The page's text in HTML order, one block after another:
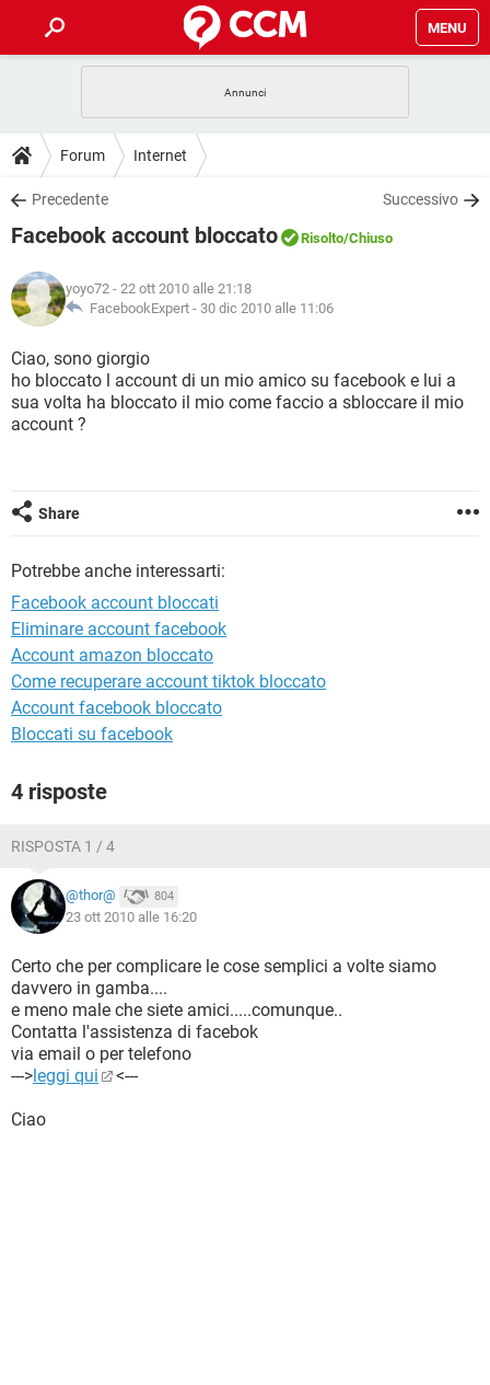
MENU
INTRATTENIMENTO
iOS
INSTAGRAM WHATSAPP
TIKTOK
HARDWARE
GUIDE
COVID-19
INSTAGRAM
TIKTOK
HARDWARE
DOWNLOAD
COVID-19 GAMING
INTRATTENIMENTO
iOS WINDOWS 10
INSTAGRAM
TIKTOK FACEBOOK
HARDWARE
COVID-19
INTRATTENIMENTO
iOS
INSTAGRAM WHATSAPP
GLOSSARIO
COVID-19
INTRATTENIMENTO ANDROID
iOS
TIKTOK
Forum Internet
Precedente Successivo
Facebook account bloccato Risolto/Chiuso
yoyo72 - 22 ott 2010 alle 21:18
FacebookExpert - 30 dic 2010 alle 11:06
Ciao, sono giorgio
ho bloccato l account di un mio amico su facebook e lui a
sua volta ha bloccato il mio come faccio a sbloccare il mio
account ?
Share
Potrebbe anche interessarti:
Facebook account bloccati
Eliminare account facebook
Account amazon bloccato
Come recuperare account tiktok bloccato
Account facebook bloccato
Bloccati su facebook
4 risposte
RISPOSTA 1 / 4
@thor@ 804
23 ott 2010 alle 16:20
Certo che per complicare le cose semplici a volte siamo
davvero in gamba....
e meno male che siete amici.....comunque..
Contatta l'assistenza di facebok
via email o per telefono
--->leggi qui <---
Ciao